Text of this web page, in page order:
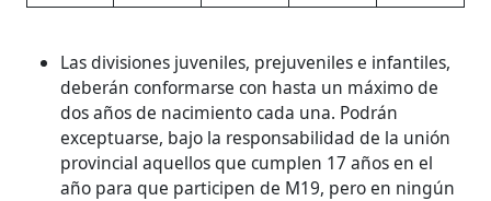
Las divisiones juveniles, prejuveniles e infantiles,
deberán conformarse con hasta un máximo de
dos años de nacimiento cada una. Podrán
exceptuarse, bajo la responsabilidad de la unión
provincial aquellos que cumplen 17 años en el
año para que participen de M19, pero en ningún